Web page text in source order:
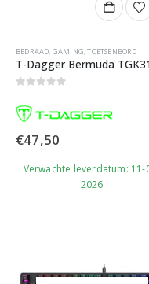
BEDRAAD GAMING ,TOETSENBORD
€47,50
Verwachte leverdatum: 11-
2026